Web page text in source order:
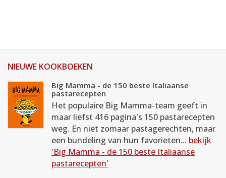
NIEUWE KOOKBOEKEN
Big Mamma - de 150 beste Italiaanse
pastarecepten
Het populaire Big Mamma-team geeft in
maar liefst 416 pagina's 150 pastarecepten
weg. En niet zomaar pastagerechten, maar
een bundeling van hun favorieten... bekijk
'Big Mamma - de 150 beste Italiaanse
pastarecepten'